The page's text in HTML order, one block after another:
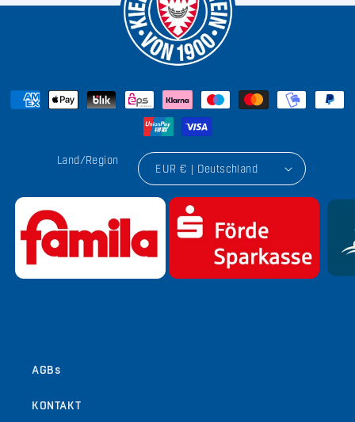
Land/Region
EUR € | Deutschland
AGBs
KONTAKT